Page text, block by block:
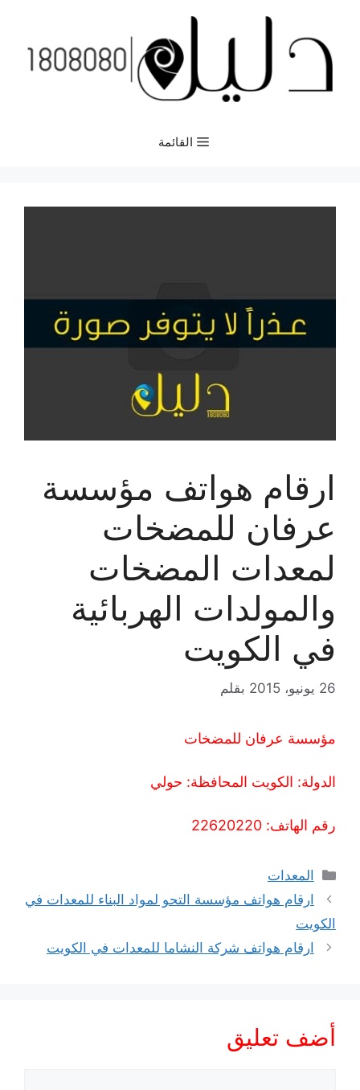
المحتوى
القائمة
ارقام هواتف مؤسسة
عرفان للمضخات
لمعدات المضخات
والمولدات الهربائية
في الكويت
26 يونيو، 2015 بقلم
مؤسسة عرفان للمضخات
الدولة: الكويت المحافظة: حولي
رقم الهاتف: 22620220
التصنيفات
المعدات
ارقام هواتف مؤسسة التحو لمواد البناء للمعدات في
الكويت
ارقام هواتف شركة النشاما للمعدات في الكويت
أضف تعليق